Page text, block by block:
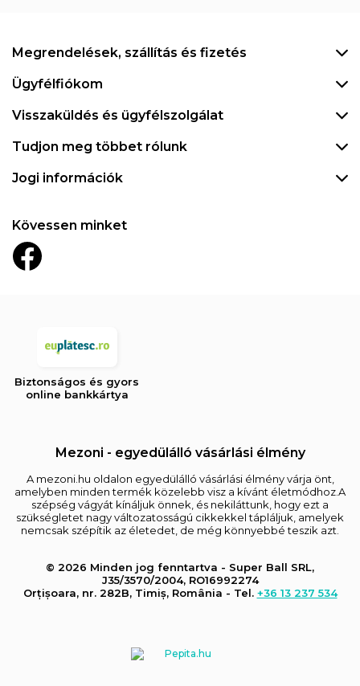
Megrendelések, szállítás és fizetés
Ügyfélfiókom
Visszaküldés és ügyfélszolgálat
Tudjon meg többet rólunk
Jogi információk
Kövessen minket
Biztonságos és gyors
online bankkártya
Mezoni - egyedülálló vásárlási élmény
A mezoni.hu oldalon egyedülálló vásárlási élmény várja önt,
amelyben minden termék közelebb visz a kívánt életmódhoz.A
szépség vágyát kínáljuk önnek, és nekiláttunk, hogy ezt a
szükségletet nagy változatosságú cikkekkel tápláljuk, amelyek
nemcsak szépítik az életedet, de még könnyebbé teszik azt.
© 2026 Minden jog fenntartva - Super Ball SRL,
J35/3570/2004, RO16992274
Orțișoara, nr. 282B, Timiș, România - Tel. +36 13 237 534